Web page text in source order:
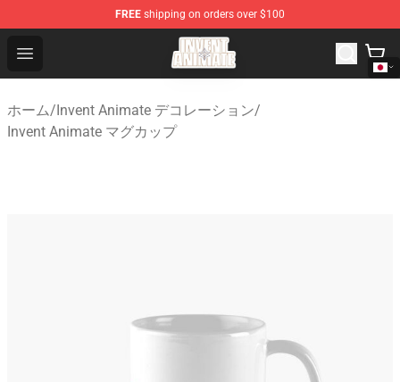
FREE shipping on orders over $100
Open menu
Invent Animate Shop - Official Invent Animate
ホーム/Invent Animate デコレーション/
Invent Animate マグカップ